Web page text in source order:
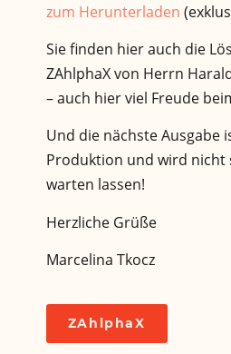
zum Herunterladen
Sie finden hier auch die
ZAhlphaX von Herrn
– auch hier viel Freude
Und die nächste Ausgabe
Produktion und wird nicht
warten lassen!
Herzliche Grüße
Marcelina Tkocz
ZAhlphaX